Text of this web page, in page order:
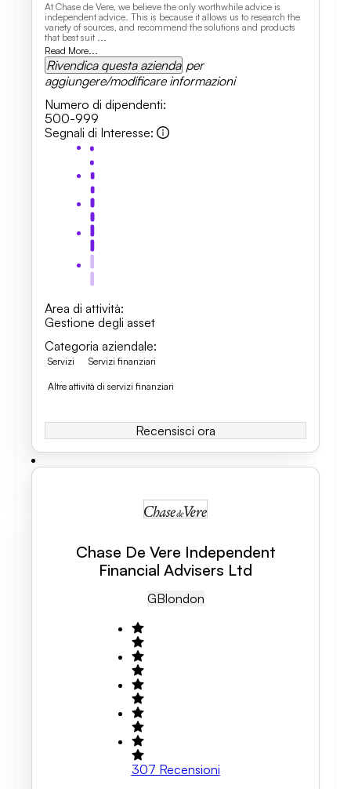
At Chase de Vere, we believe the only worthwhile advice is
independent advice. This is because it allows us to research the
variety of sources, and recommend the solutions and products
that best suit ...
Read More...
Rivendica questa azienda per
aggiungere/modificare informazioni
Numero di dipendenti:
500-999
Segnali di Interesse:
Area di attività:
Gestione degli asset
Categoria aziendale:
Servizi Servizi finanziari
Altre attività di servizi finanziari
Recensisci ora
Chase De Vere Independent
Financial Advisers Ltd
GBLondon
307 Recensioni